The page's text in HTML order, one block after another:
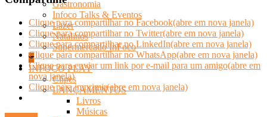
Gastronomia
Infoco Talks & Eventos
Lazer
Natalinos
Supermercado InFoco
INFOCO PLAY
Clipes
LANÇAMENTOS
Livros
Músicas
Clique para compartilhar no Facebook(abre em nova janela)
Clique para compartilhar no Twitter(abre em nova janela)
Clique para compartilhar no LinkedIn(abre em nova janela)
Clique para compartilhar no WhatsApp(abre em nova janela)
Clique para enviar um link por e-mail para um amigo(abre em
nova janela)
Clique para imprimir(abre em nova janela)